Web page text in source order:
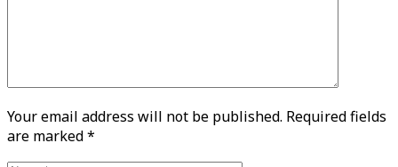
Your email address will not be published. Required fields
are marked*